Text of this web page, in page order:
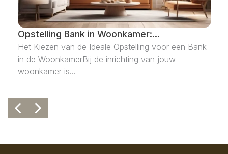
Opstelling Bank in Woonkamer:...
Het Kiezen van de Ideale Opstelling voor een Bank
in de WoonkamerBij de inrichting van jouw
woonkamer is...